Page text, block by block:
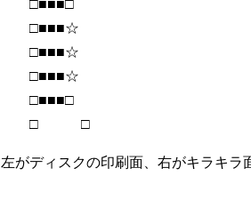
□■■■□
□■■■☆
□■■■☆
□■■■☆
□■■■□
□ □
左がディスクの印刷面、右がキラキラ